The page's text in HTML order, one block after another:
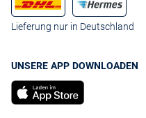
Lieferung nur in Deutschland
UNSERE APP DOWNLOADEN